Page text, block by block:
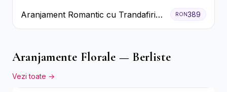
Aranjament Romantic cu Trandafiri
Roșii și Șampanie rose
RON389
Aranjamente Florale — Berliste
Vezi toate →